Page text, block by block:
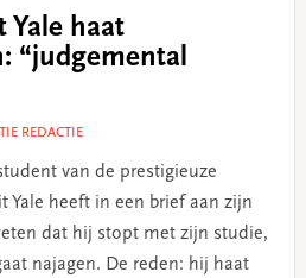
Yale haat
“judgemental
REDACTIE
van de prestigieuze
Yale heeft in een brief aan zijn
dat hij stopt met zijn studie,
najagen. De reden: hij haat